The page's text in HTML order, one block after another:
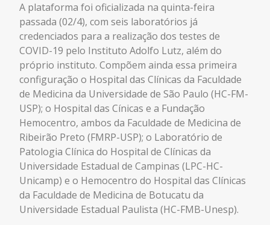
A plataforma foi oficializada na quinta-feira
passada (02/4), com seis laboratórios já
credenciados para a realização dos testes de
COVID-19 pelo Instituto Adolfo Lutz, além do
próprio instituto. Compõem ainda essa primeira
configuração o Hospital das Clínicas da Faculdade
de Medicina da Universidade de São Paulo (HC-FM-
USP); o Hospital das Cínicas e a Fundação
Hemocentro, ambos da Faculdade de Medicina de
Ribeirão Preto (FMRP-USP); o Laboratório de
Patologia Clínica do Hospital de Clínicas da
Universidade Estadual de Campinas (LPC-HC-
Unicamp) e o Hemocentro do Hospital das Clínicas
da Faculdade de Medicina de Botucatu da
Universidade Estadual Paulista (HC-FMB-Unesp).